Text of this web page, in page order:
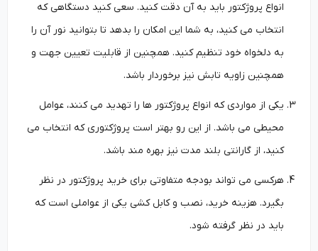
انواع پروژکتور باید به آن دقت کنید. سعی کنید دستگاهی که
انتخاب می کنید، به شما این امکان را بدهد تا بتوانید نور آن را
به دلخواه خود تنظیم کنید. همچنین از قابلیت تعیین جهت و
همچنین زاویه تابش نیز برخوردار باشد.
یکی از مواردی که انواع پروژکتور ها را تهدید می کنند، عوامل
محیطی می باشد. از این رو بهتر است پروژکتوری که انتخاب می
کنید، از گارانتی بلند مدت نیز بهره مند باشد.
هرکسی می تواند بودجه متفاوتی برای خرید پروژکتور در نظر
بگیرد. هزینه خرید، نصب و کابل کشی یکی از عواملی است که
باید در نظر گرفته شود.